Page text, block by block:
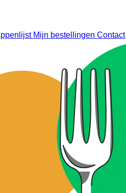
Mijn bestellingen Contact